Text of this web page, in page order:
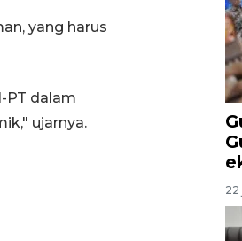
yang harus
PT dalam
ujarnya.
22